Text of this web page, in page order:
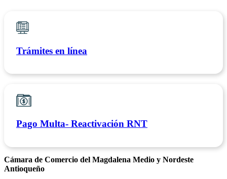
Trámites en línea
Pago Multa- Reactivación RNT
Cámara de Comercio del Magdalena Medio y Nordeste
Antioqueño